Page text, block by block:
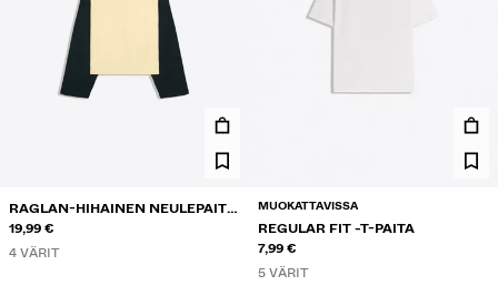
RAGLAN-HIHAINEN NEULEPAITA
PYÖREÄLLÄ KAULA-AUKOLLA
19,99 €
4 VÄRIT
MUOKATTAVISSA
REGULAR FIT -T-PAITA
7,99 €
5 VÄRIT